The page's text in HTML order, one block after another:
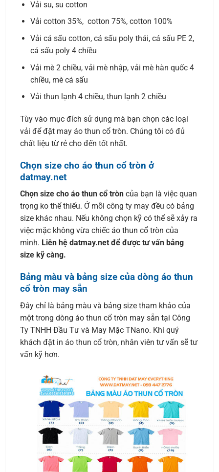
Vải su, su cotton
Vải cotton 35%, cotton 75%, cotton 100%
Vải cá sấu cotton, cá sấu poly thái, cá sấu PE 2,
cá sấu poly 4 chiều
Vải mè 2 chiều, vải mè nhập, vải mè hàn quốc 4
chiều, mè cá sấu
Vải thun lạnh 4 chiều, thun lạnh 2 chiều
Tùy vào mục đích sử dụng mà bạn chọn các loại
vải để đặt may áo thun cổ tròn. Chúng tôi có đủ
chất liệu từ rẻ cho đến tốt nhất.
Chọn size cho áo thun cổ tròn ở
datmay.net
Chọn size cho áo thun cổ tròn của bạn là việc quan
trọng ko thể thiếu. Ở mỗi công ty may đều có bảng
size khác nhau. Nếu không chọn kỹ có thể sẽ xảy ra
việc mặc không vừa chiếc áo thun cổ tròn của
mình. Liên hệ datmay.net để được tư vấn bảng
size kỹ càng.
Bảng màu và bảng size của dòng áo thun
cổ tròn may sẵn
Đây chỉ là bảng màu và bảng size tham khảo của
một trong dòng áo thun cổ tròn may sẵn tại Công
Ty TNHH Đầu Tư và May Mặc TNano. Khi quý
khách đặt in áo thun cổ tròn, nhân viên tư vấn sẽ tư
vấn kỹ hơn.